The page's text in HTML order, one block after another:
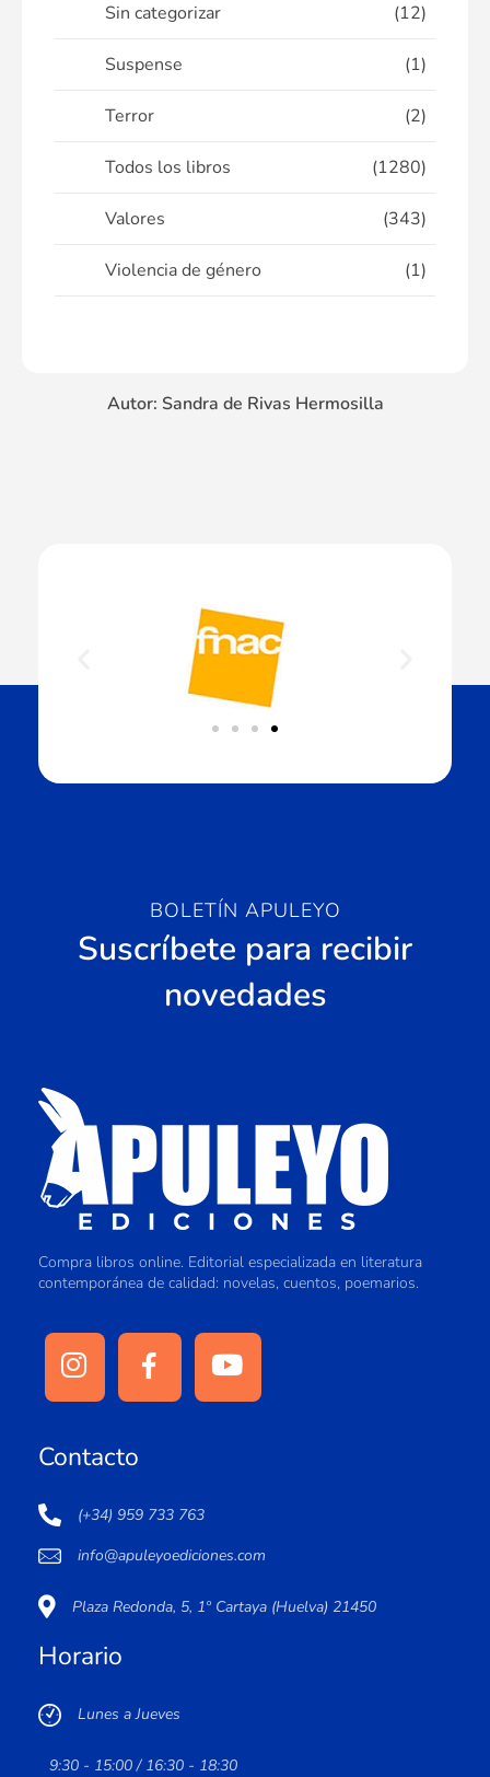
Sin categorizar (12)
Suspense (1)
Terror (2)
Todos los libros (1280)
Valores (343)
Violencia de género (1)
Autor: Sandra de Rivas Hermosilla
BOLETÍN APULEYO
Suscríbete para recibir
novedades
Compra libros online. Editorial especializada en literatura
contemporánea de calidad: novelas, cuentos, poemarios.
Contacto
(+34) 959 733 763
info@apuleyoediciones.com
Plaza Redonda, 5, 1º Cartaya (Huelva) 21450
Horario
Lunes a Jueves
9:30 - 15:00 / 16:30 - 18:30